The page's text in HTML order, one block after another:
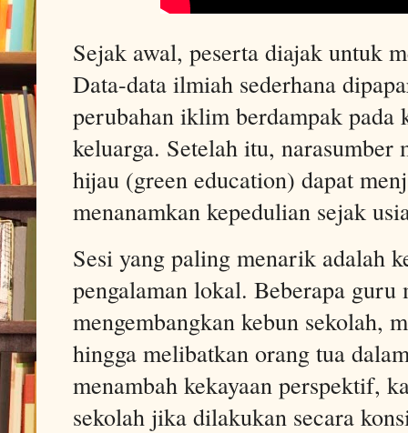
Sejak awal, peserta diajak untuk
Data-data ilmiah sederhana
perubahan iklim berdampak pada
keluarga. Setelah itu, narasumber
hijau (green education) dapat
menanamkan kepedulian sejak
Sesi yang paling menarik adalah
pengalaman lokal. Beberapa
mengembangkan kebun sekolah,
hingga melibatkan orang tua
menambah kekayaan perspektif,
sekolah jika dilakukan secara